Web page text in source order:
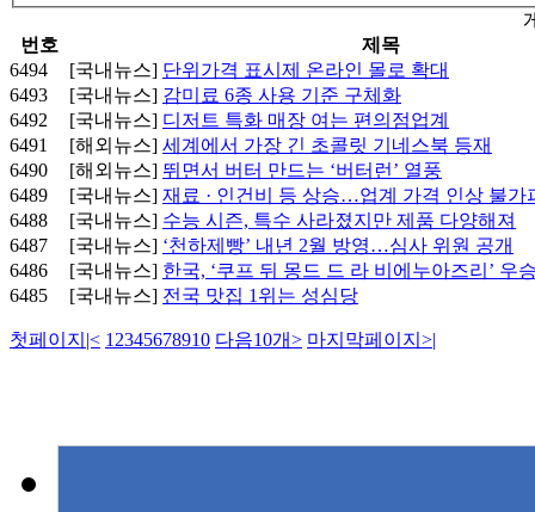
번호
제목
6494
[국내뉴스] 단위가격 표시제 온라인 몰로 확대
6493
[국내뉴스] 감미료 6종 사용 기준 구체화
6492
[국내뉴스] 디저트 특화 매장 여는 편의점업계
6491
[해외뉴스] 세계에서 가장 긴 초콜릿 기네스북 등재
6490
[해외뉴스] 뛰면서 버터 만드는 ‘버터런’ 열풍
6489
[국내뉴스] 재료 · 인건비 등 상승…업계 가격 인상 불가
6488
[국내뉴스] 수능 시즌, 특수 사라졌지만 제품 다양해져
6487
[국내뉴스] ‘천하제빵’ 내년 2월 방영…심사 위원 공개
6486
[국내뉴스] 한국, ‘쿠프 뒤 몽드 드 라 비에누아즈리’ 우
6485
[국내뉴스] 전국 맛집 1위는 성심당
첫페이지 |< 1 2345678910 다음10개> 마지막페이지 >|